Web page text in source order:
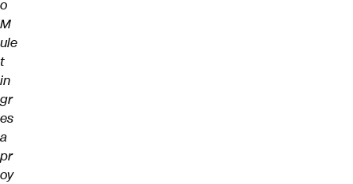
o
M
ule
t
in
gr
es
a
pr
oy